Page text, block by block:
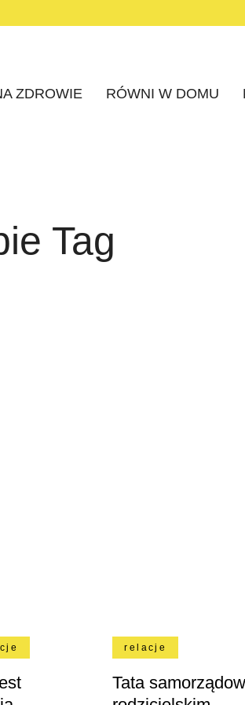
ZDROWIE RÓWNI W DOMU
Tag
relacje
Tata